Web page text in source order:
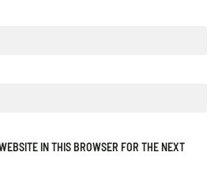
IN THIS BROWSER FOR THE NEXT